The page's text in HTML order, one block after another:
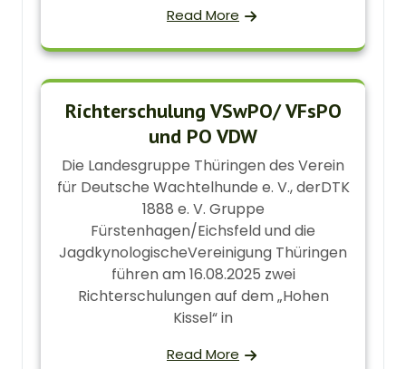
Read More
Richterschulung VSwPO/ VFsPO
und PO VDW
Die Landesgruppe Thüringen des Verein
für Deutsche Wachtelhunde e. V., derDTK
1888 e. V. Gruppe
Fürstenhagen/Eichsfeld und die
JagdkynologischeVereinigung Thüringen
führen am 16.08.2025 zwei
Richterschulungen auf dem „Hohen
Kissel“ in
Read More